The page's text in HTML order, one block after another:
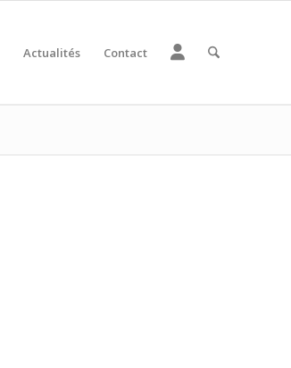
Actualités Contact